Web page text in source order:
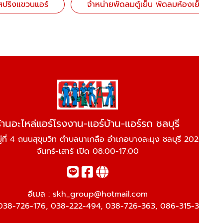
ปริงแขวนแอร์
จำหน่ายพัดลมตู้เย็น พัดลมห้องเ
นอะไหล่แอร์โรงงาน-แอร์บ้าน-แอร์รถ ชลบุรี
4 ถนนสุขุมวิท ตำบลนาเกลือ อำเภอบางละมุง ชลบุรี
จันทร์-เสาร์ เปิด 08:00-17:00
อีเมล : skh_group@hotmail.com
726-176, 038-222-494, 038-726-363, 086-315-